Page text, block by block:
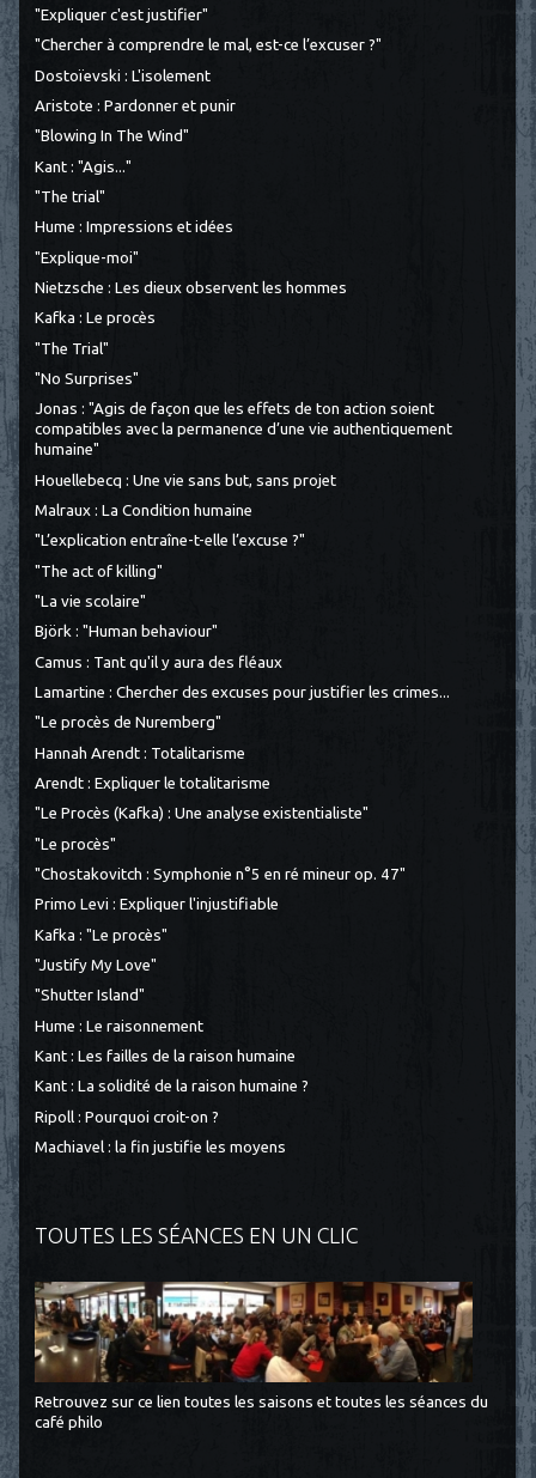
"Expliquer c'est justifier"
"Chercher à comprendre le mal, est-ce l’excuser ?"
Dostoïevski : L'isolement
Aristote : Pardonner et punir
"Blowing In The Wind"
Kant : "Agis..."
"The trial"
Hume : Impressions et idées
"Explique-moi"
Nietzsche : Les dieux observent les hommes
Kafka : Le procès
"The Trial"
"No Surprises"
Jonas : "Agis de façon que les effets de ton action soient
compatibles avec la permanence d’une vie authentiquement
humaine"
Houellebecq : Une vie sans but, sans projet
Malraux : La Condition humaine
"L’explication entraîne-t-elle l’excuse ?"
"The act of killing"
"La vie scolaire"
Björk : "Human behaviour"
Camus : Tant qu'il y aura des fléaux
Lamartine : Chercher des excuses pour justifier les crimes...
"Le procès de Nuremberg"
Hannah Arendt : Totalitarisme
Arendt : Expliquer le totalitarisme
"Le Procès (Kafka) : Une analyse existentialiste"
"Le procès"
"Chostakovitch : Symphonie n°5 en ré mineur op. 47"
Primo Levi : Expliquer l'injustifiable
Kafka : "Le procès"
"Justify My Love"
"Shutter Island"
Hume : Le raisonnement
Kant : Les failles de la raison humaine
Kant : La solidité de la raison humaine ?
Ripoll : Pourquoi croit-on ?
Machiavel : la fin justifie les moyens
TOUTES LES SÉANCES EN UN CLIC
Retrouvez sur ce lien toutes les saisons et toutes les séances du
café philo